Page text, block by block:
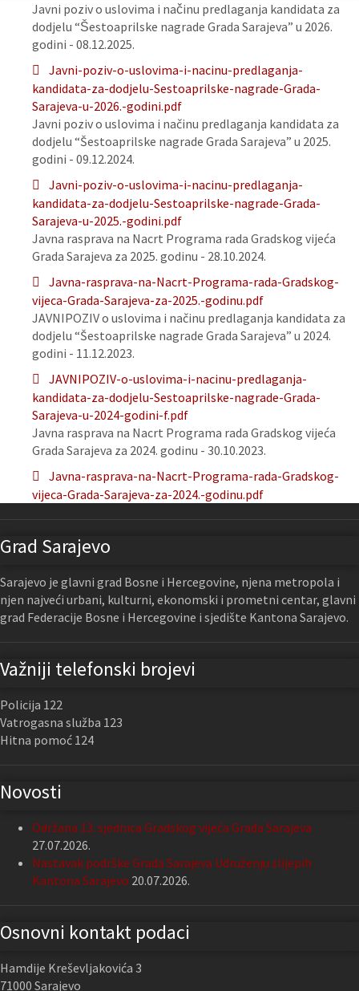
Javni poziv o uslovima i načinu predlaganja kandidata za
dodjelu “Šestoaprilske nagrade Grada Sarajeva” u 2026.
godini - 08.12.2025.
Javni-poziv-o-uslovima-i-nacinu-predlaganja-
kandidata-za-dodjelu-Sestoaprilske-nagrade-Grada-
Sarajeva-u-2026.-godini.pdf
Javni poziv o uslovima i načinu predlaganja kandidata za
dodjelu “Šestoaprilske nagrade Grada Sarajeva” u 2025.
godini - 09.12.2024.
Javni-poziv-o-uslovima-i-nacinu-predlaganja-
kandidata-za-dodjelu-Sestoaprilske-nagrade-Grada-
Sarajeva-u-2025.-godini.pdf
Javna rasprava na Nacrt Programa rada Gradskog vijeća
Grada Sarajeva za 2025. godinu - 28.10.2024.
Javna-rasprava-na-Nacrt-Programa-rada-Gradskog-
vijeca-Grada-Sarajeva-za-2025.-godinu.pdf
JAVNIPOZIV o uslovima i načinu predlaganja kandidata za
dodjelu “Šestoaprilske nagrade Grada Sarajeva” u 2024.
godini - 11.12.2023.
JAVNIPOZIV-o-uslovima-i-nacinu-predlaganja-
kandidata-za-dodjelu-Sestoaprilske-nagrade-Grada-
Sarajeva-u-2024-godini-f.pdf
Javna rasprava na Nacrt Programa rada Gradskog vijeća
Grada Sarajeva za 2024. godinu - 30.10.2023.
Javna-rasprava-na-Nacrt-Programa-rada-Gradskog-
vijeca-Grada-Sarajeva-za-2024.-godinu.pdf
Grad Sarajevo
Sarajevo je glavni grad Bosne i Hercegovine, njena metropola i
njen najveći urbani, kulturni, ekonomski i prometni centar, glavni
grad Federacije Bosne i Hercegovine i sjedište Kantona Sarajevo.
Važniji telefonski brojevi
Policija 122
Vatrogasna služba 123
Hitna pomoć 124
Novosti
Održana 13. sjednica Gradskog vijeća Grada Sarajeva
27.07.2026.
Nastavak podrške Grada Sarajeva Udruženju slijepih
Kantona Sarajevo 20.07.2026.
Osnovni kontakt podaci
Hamdije Kreševljakovića 3
71000 Sarajevo